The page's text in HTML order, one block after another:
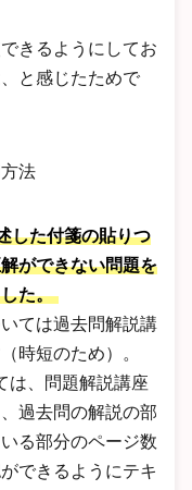
きるようにしてお
と感じたためで
法
した付箋の貼りつ
ができない問題を
た。
ては過去問解説講
時短のため）。
は、問題解説講座
過去問の解説の部
る部分のページ数
できるようにテキ